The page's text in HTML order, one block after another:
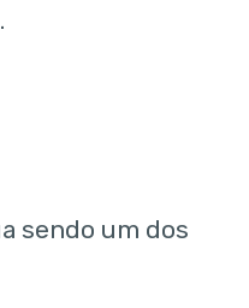
sendo um dos